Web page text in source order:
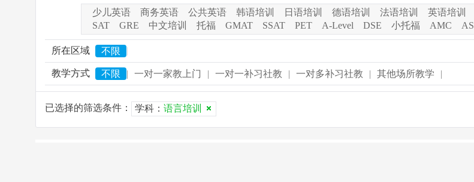
少儿英语
商务英语 公共英语 韩语培训 日语培训 德语培训 法语培训 英语培训
SAT
GRE 中文培训 托福 GMAT SSAT PET A-Level DSE 小托福 AMC AS
所在区域 不限 |
教学方式 不限 | 一对一家教上门 | 一对一补习社教 | 一对多补习社教 | 其他场所教学 |
已选择的筛选条件： 学科： 语言培训